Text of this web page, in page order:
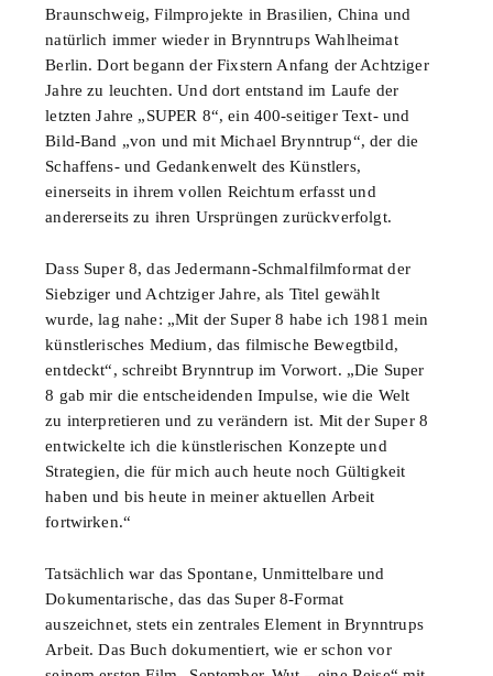
Braunschweig, Filmprojekte in Brasilien, China und
natürlich immer wieder in Brynntrups Wahlheimat
Berlin. Dort begann der Fixstern Anfang der Achtziger
Jahre zu leuchten. Und dort entstand im Laufe der
letzten Jahre „SUPER 8“, ein 400-seitiger Text- und
Bild-Band „von und mit Michael Brynntrup“, der die
Schaffens- und Gedankenwelt des Künstlers,
einerseits in ihrem vollen Reichtum erfasst und
andererseits zu ihren Ursprüngen zurückverfolgt.
Dass Super 8, das Jedermann-Schmalfilmformat der
Siebziger und Achtziger Jahre, als Titel gewählt
wurde, lag nahe: „Mit der Super 8 habe ich 1981 mein
künstlerisches Medium, das filmische Bewegtbild,
entdeckt“, schreibt Brynntrup im Vorwort. „Die Super
8 gab mir die entscheidenden Impulse, wie die Welt
zu interpretieren und zu verändern ist. Mit der Super 8
entwickelte ich die künstlerischen Konzepte und
Strategien, die für mich auch heute noch Gültigkeit
haben und bis heute in meiner aktuellen Arbeit
fortwirken.“
Tatsächlich war das Spontane, Unmittelbare und
Dokumentarische, das das Super 8-Format
auszeichnet, stets ein zentrales Element in Brynntrups
Arbeit. Das Buch dokumentiert, wie er schon vor